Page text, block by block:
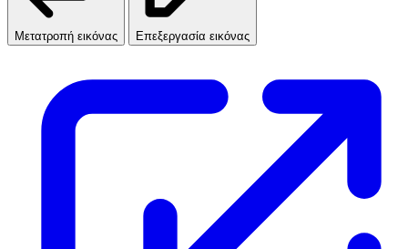
Μετατροπή εικόνας Επεξεργασία εικόνας